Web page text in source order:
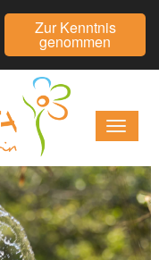
Zur Kenntnis
genommen